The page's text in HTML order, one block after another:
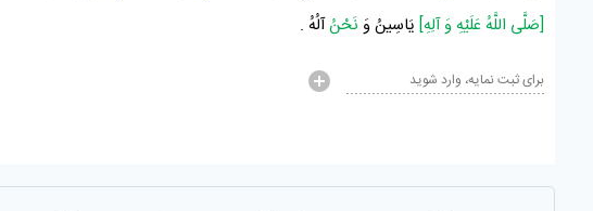
[صَلَّى اللَّهُ عَلَيْهِ وَ آلِهِ] يَاسِينُ وَ نَحْنُآلُهُ .
برای ثبت نمایه، وارد شوید